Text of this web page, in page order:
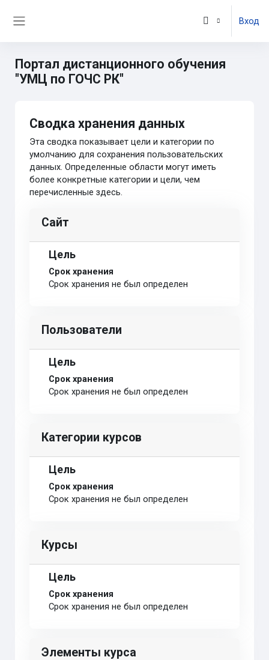
Вход
Портал дистанционного обучения
"УМЦ по ГОЧС РК"
Сводка хранения данных
Эта сводка показывает цели и категории по
умолчанию для сохранения пользовательских
данных. Определенные области могут иметь
более конкретные категории и цели, чем
перечисленные здесь.
Сайт
Цель
Срок хранения
Срок хранения не был определен
Пользователи
Цель
Срок хранения
Срок хранения не был определен
Категории курсов
Цель
Срок хранения
Срок хранения не был определен
Курсы
Цель
Срок хранения
Срок хранения не был определен
Элементы курса